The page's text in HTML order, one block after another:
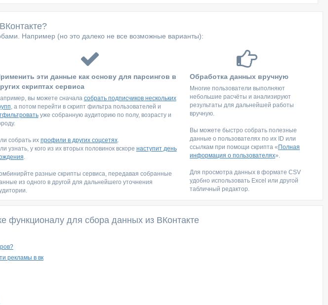
Например (но это далеко не все возможные варианты):
эти данные как основу для парсингов в
скриптах сервиса
вы можете сначала собрать подписчиков нескольких
, а потом перейти в скрипт фильтра пользователей и
уже собранную аудиторию по полу, возрасту и
собрать их профили в других соцсетях.
узнать, у кого из их вторых половинок вскоре наступит день
.
разные скрипты сервиса, передавая собранные
из одного в другой для дальнейшего уточнения
Обработка данных вручную
Многие пользователи выполняют
небольшие расчёты и анализируют
результаты для дальнейшей работы
вручную.
Вы можете быстро собрать полезные
данные о пользователях по их ID или
ссылкам при помощи скрипта « Полная
информация о пользователях».
Для просмотра данных в формате CSV
удобно использовать Excel или другой
табличный редактор.
функционалу для сбора данных из ВКонтакте
рекламы в вк